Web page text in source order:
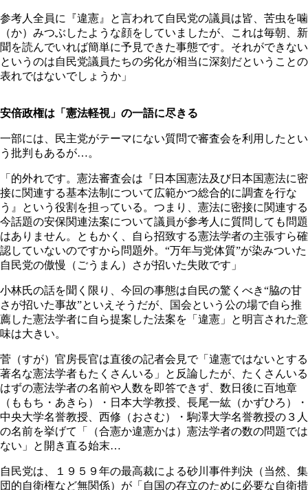
参考人全員に『違憲』と言われて自民党の議員は皆、苦虫を噛
（か）みつぶしたような顔をしていましたが、これは毎朝、新
聞を読んでいれば簡単に予見できた事態です。それができない
というのは自民党議員たちの劣化が相当に深刻だということの
表れではないでしょうか」
安倍政権は「憲法軽視」の一語に尽きる
一部には、民主党がテーマにない質問で審査会を利用したとい
う批判もあるが…。
「的外れです。憲法審査会は『日本国憲法及び日本国憲法に密
接に関連する基本法制について広範かつ総合的に調査を行な
う』という役割を担っている。つまり、憲法に密接に関連する
今話題の安保関連法案について議員が参考人に質問しても問題
はありません。ともかく、自ら招致する憲法学者の主張すら確
認していないのですから問題外。“万年与党体質”が染みついた
自民党の傲慢（ごうまん）さが招いた失敗です」
小林氏の話を聞く限り、今回の事態は自民の驚くべき“脇の甘
さが招いた事故”といえそうだが、国会という公の場で自ら推
薦した憲法学者に自ら提案した法案を「違憲」と明言された意
味は大きい。
菅（すが）官房長官は直後の記者会見で「違憲ではないとする
著名な憲法学者もたくさんいる」と反論したが、たくさんいる
はずの憲法学者の名前や人数を即答できず、数日後に百地章
（ももち・あきら）・日本大学教授、長尾一紘（かずひろ）・
中央大学名誉教授、西修（おさむ）・駒澤大学名誉教授の３人
の名前を挙げて「（合憲か違憲かは）憲法学者の数の問題では
ない」と開き直る始末…
自民党は、１９５９年の最高裁による砂川事件判決（当然、集
団的自衛権など無関係）が「自国の存立のために必要な自衛措